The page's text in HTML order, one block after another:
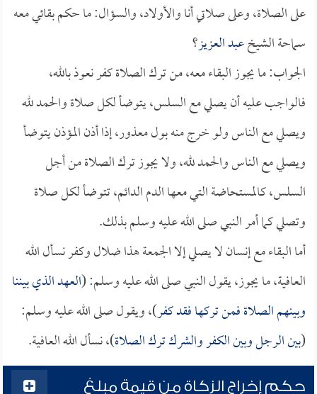
على الصلاة، وعلى صلاتي أنا والأولاد، والسؤال: ما حكم بقائي معه
سماحة الشيخعبد العزيز؟
الجواب: ما يجوز البقاء معه، من ترك الصلاة كفر نعوذ بالله،
فالواجب عليه أن يصلي مع السلس، يتوضأ لكل صلاة والحمد لله
ويصلي مع الناس ولو خرج منه بول معذور، إذا أذن المؤذن يتوضأ
ويصلي مع الناس والحمد لله، ولا يجوز ترك الصلاة من أجل
السلس، كالمستحاضة التي معها الدم الدائم، تتوضأ لكل صلاة
وتصلي كما أمر النبي صلى الله عليه وسلم بذلك.
أما البقاء مع إنسان لا يصلي إلا الجمعة هذا ضلال وكفر نسأل الله
العافية، ما يجوز، يقول النبي صلى الله عليه وسلم: (العهد الذي بيننا
وبينهم الصلاة فمن تركها فقد كفر)، ويقول صلى الله عليه وسلم:
(بين الرجل وبين الكفر والشرك ترك الصلاة)، نسأل الله العافية.
حكم إخراج الزكاة من قيمة مبلغ